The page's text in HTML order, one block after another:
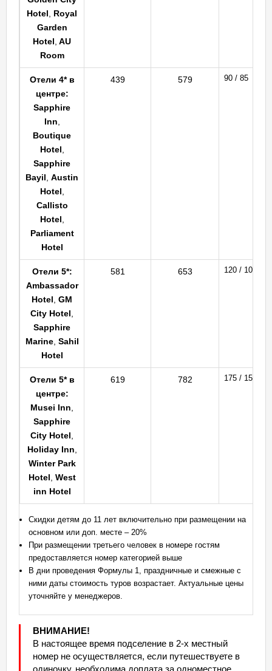
Hotel
Royal
Garden
Hotel AU
Room
Отели 4* в
центре:
Sapphire
Inn
Boutique
Hotel
Sapphire
Bayil Austin
Hotel
Callisto
Hotel
Parliament
Hotel
439 579 90 / 85
Отели 5*:
Ambassador
Hotel GM
City Hotel
Sapphire
Marine, Sahil
Hotel
581 653 120 / 100
Отели 5* в
центре:
Musei Inn
Sapphire
City Hotel
Holiday Inn
Winter Park
Hotel West
inn Hotel
619 782 175 / 155
Скидки детям до 11 лет включительно при размещении на
основном или доп. месте – 20%
При размещении третьего человек в номере гостям
предоставляется номер категорией выше
В дни проведения Формулы 1, праздничные и смежные с
ними даты стоимость туров возрастает. Актуальные цены
уточняйте у менеджеров.
ВНИМАНИЕ!
В настоящее время подселение в 2-х местный
номер не осуществляется, если путешествуете в
одиночку, необходима доплата за одноместное